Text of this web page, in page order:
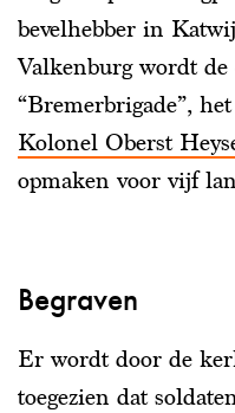
bevelhebber in
Valkenburg wordt
“Bremerbrigade”,
Kolonel Oberst
opmaken voor vijf
Begraven
Er wordt door de
toegezien dat